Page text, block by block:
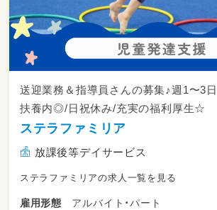
送迎業務＆指導員さんの募集♪週1〜3
扶養内◎/日祝休み/充実の福利厚生☆
ステラファミリア
放課後等デイサービス
ステラファミリアの求人一覧を見る
雇用形態
アルバイト・パート